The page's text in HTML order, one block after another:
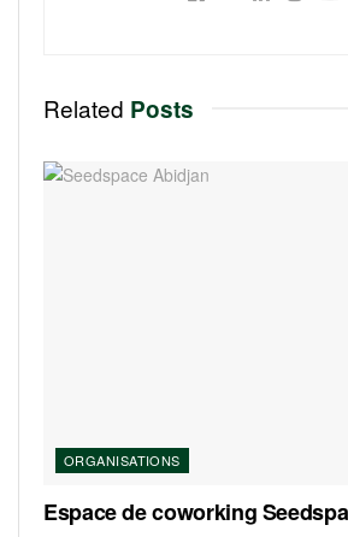
Related Posts
ORGANISATIONS
Espace de coworking